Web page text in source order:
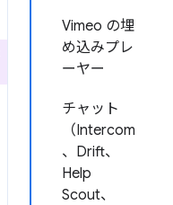
Vimeo の埋
め込みプレ
ーヤー
チャット
（Intercom
、Drift、
Help
Scout、